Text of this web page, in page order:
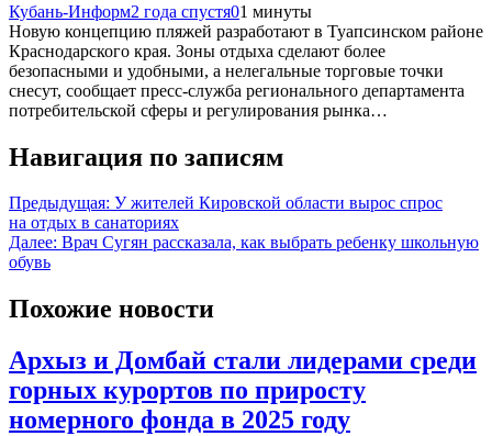
Кубань-Информ2 года спустя01 минуты
Новую концепцию пляжей разработают в Туапсинском районе
Краснодарского края. Зоны отдыха сделают более
безопасными и удобными, а нелегальные торговые точки
снесут, сообщает пресс-служба регионального департамента
потребительской сферы и регулирования рынка…
Навигация по записям
Предыдущая: У жителей Кировской области вырос спрос
на отдых в санаториях
Далее: Врач Сугян рассказала, как выбрать ребенку школьную
обувь
Похожие новости
Архыз и Домбай стали лидерами среди
горных курортов по приросту
номерного фонда в 2025 году